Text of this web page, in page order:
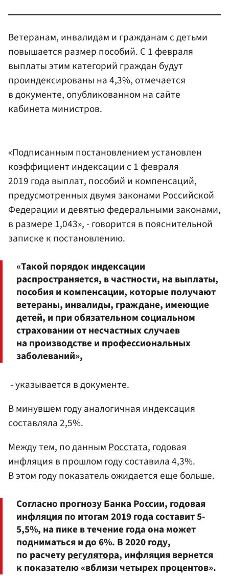
Ветеранам, инвалидам и гражданам с детьми
повышается размер пособий. С 1 февраля
выплаты этим категорий граждан будут
проиндексированы на 4,3%, отмечается
в документе, опубликованном на сайте
кабинета министров.
«Подписанным постановлением установлен
коэффициент индексации с 1 февраля
2019 года выплат, пособий и компенсаций,
предусмотренных двумя законами Российской
Федерации и девятью федеральными законами,
в размере 1,043», - говорится в пояснительной
записке к постановлению.
«Такой порядок индексации
распространяется, в частности, на выплаты,
пособия и компенсации, которые получают
ветераны, инвалиды, граждане, имеющие
детей, и при обязательном социальном
страховании от несчастных случаев
на производстве и профессиональных
заболеваний»,
- указывается в документе.
В минувшем году аналогичная индексация
составляла 2,5%.
Между тем, по даннымРосстата, годовая
инфляция в прошлом году составила 4,3%.
В этом году показатель ожидается еще больше.
Согласно прогнозу Банка России, годовая
инфляция по итогам 2019 года составит 5-
5,5%, на пике в течение года она может
подниматься и до 6%. В 2020 году,
по расчетурегулятора, инфляция вернется
к показателю «вблизи четырех процентов».